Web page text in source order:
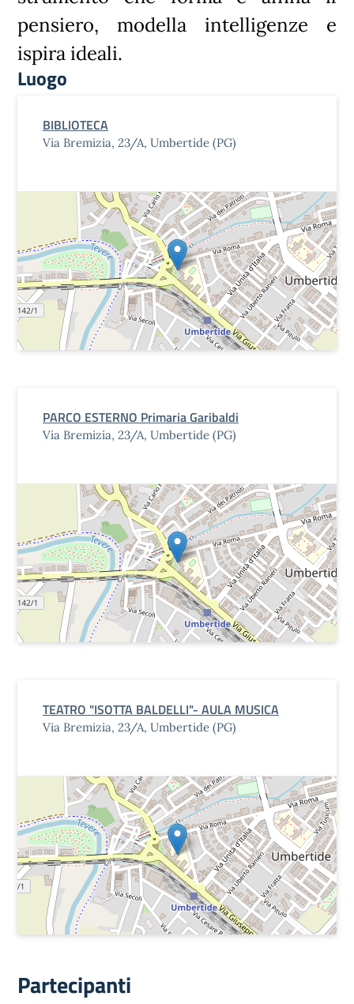
pensiero, modella intelligenze e
ispira ideali.
Luogo
BIBLIOTECA
Via Bremizia, 23/A, Umbertide (PG)
PARCO ESTERNO Primaria Garibaldi
Via Bremizia, 23/A, Umbertide (PG)
TEATRO "ISOTTA BALDELLI"- AULA MUSICA
Via Bremizia, 23/A, Umbertide (PG)
Partecipanti